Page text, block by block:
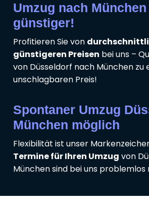
Umzug nach
günstiger!
Profitieren Sie von
günstigeren Preisen bei uns –
von Düsseldorf nach München zu
unschlagbaren Preis!
Spontaner Umzug
München möglich
Flexibilität ist unser
Termine für Ihren Umzug von
München sind bei uns problemlos